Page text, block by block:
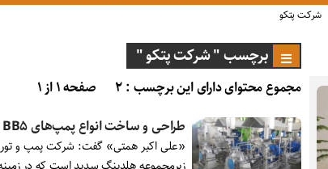
شرکت پتکو
برچسب " شرکت پتکو "
مجموع محتوای دارای این برچسب : ۲
صفحه ۱ از ۱
طراحی و ساخت انواع پمپ‌های BB۵ و BB۳ در شرکت پتکو
«علی اکبر همتی» گفت: شرکت پمپ و